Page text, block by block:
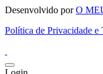
Desenvolvido porO
Política de Privacidade e